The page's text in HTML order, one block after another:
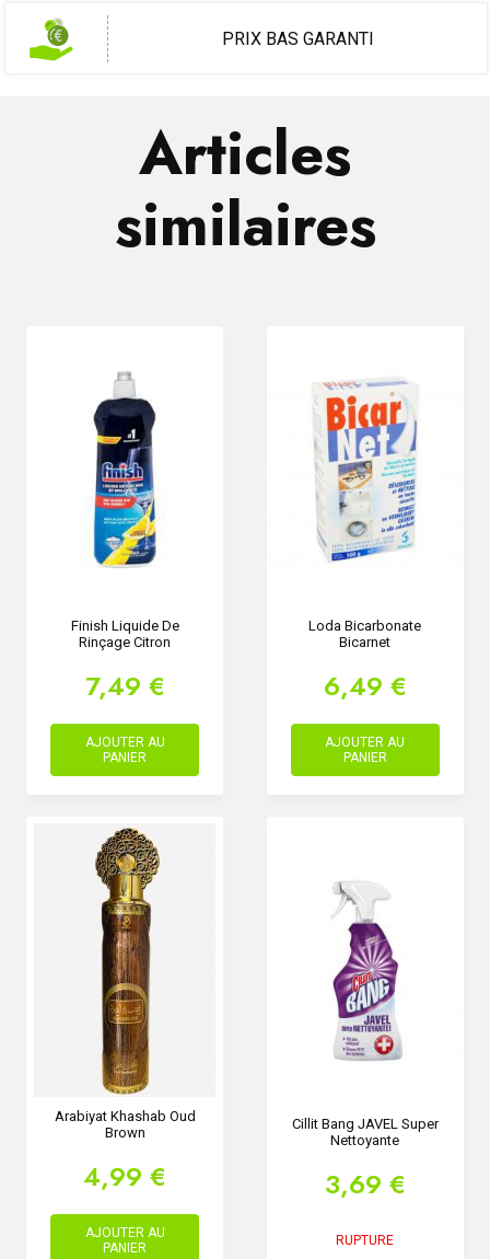
PRIX BAS GARANTI
Articles
similaires
Finish Liquide De
Rinçage Citron
7,49 €
AJOUTER AU
PANIER
Loda Bicarbonate
Bicarnet
6,49 €
AJOUTER AU
PANIER
Arabiyat Khashab Oud
Brown
4,99 €
AJOUTER AU
PANIER
Cillit Bang JAVEL Super
Nettoyante
3,69 €
RUPTURE